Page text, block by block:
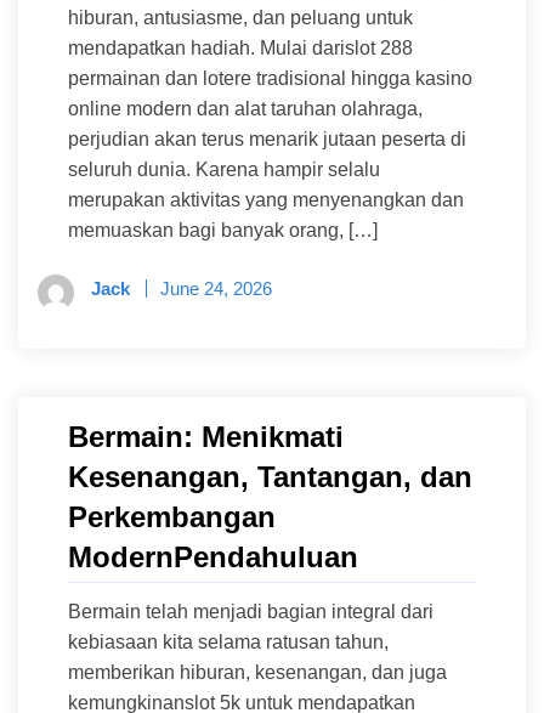
hiburan, antusiasme, dan peluang untuk
mendapatkan hadiah. Mulai darislot 288
permainan dan lotere tradisional hingga kasino
online modern dan alat taruhan olahraga,
perjudian akan terus menarik jutaan peserta di
seluruh dunia. Karena hampir selalu
merupakan aktivitas yang menyenangkan dan
memuaskan bagi banyak orang, […]
Jack June 24, 2026
Bermain: Menikmati
Kesenangan, Tantangan, dan
Perkembangan
ModernPendahuluan
Bermain telah menjadi bagian integral dari
kebiasaan kita selama ratusan tahun,
memberikan hiburan, kesenangan, dan juga
kemungkinanslot 5k untuk mendapatkan